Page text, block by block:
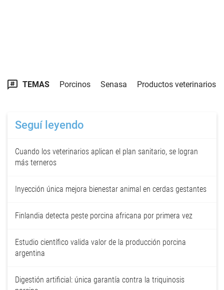
TEMAS Porcinos Senasa Productos veterinarios
Seguí leyendo
Cuando los veterinarios aplican el plan sanitario, se logran
más terneros
Inyección única mejora bienestar animal en cerdas gestantes
Finlandia detecta peste porcina africana por primera vez
Estudio científico valida valor de la producción porcina
argentina
Digestión artificial: única garantía contra la triquinosis